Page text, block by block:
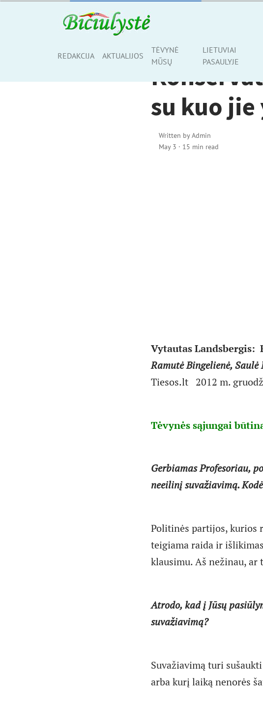
REDAKCIJA AKTUALIJOS
TĖVYNĖ
MŪSŲ
LIETUVIAI
PASAULYJE
TĖVYNĖ MŪSŲ
su kuo jie
Written byAdmin
May 3 · 15 min read
Vytautas Landsbergis:
Ramutė Bingelienė,
Tiesos.lt 2012 m.
Tėvynės sąjungai
Gerbiamas Profesoriau,
neeilinį suvažiavimą.
Politinės partijos, kurios
teigiama raida ir
klausimu. Aš nežinau,
Atrodo, kad į Jūsų
suvažiavimą?
Suvažiavimą turi
arba kurį laiką nenorės
Share